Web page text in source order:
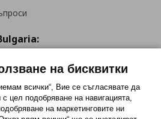
на бисквитки
всички“, Вие се съгласявате да
цел подобряване на навигацията,
на маркетинговите ни